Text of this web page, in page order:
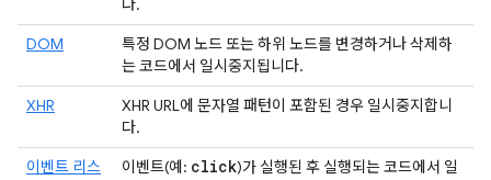
다.
DOM
특정 DOM 노드 또는 하위 노드를 변경하거나 삭제하
는 코드에서 일시중지됩니다.
XHR
XHR URL에 문자열 패턴이 포함된 경우 일시중지합니
다.
이벤트 리스
이벤트(예: click)가 실행된 후 실행되는 코드에서 일